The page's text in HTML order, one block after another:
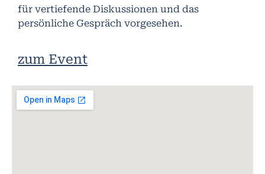
für vertiefende Diskussionen und das
persönliche Gespräch vorgesehen.
zum Event